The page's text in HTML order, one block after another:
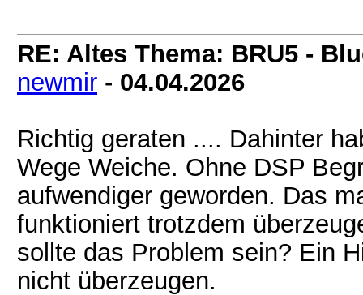
RE: Altes Thema: BRU5 -
newmir - 04.04.2026
Richtig geraten .... Dahinter
Wege Weiche. Ohne DSP
aufwendiger geworden. Das
funktioniert trotzdem
sollte das Problem sein? Ein
nicht überzeugen.